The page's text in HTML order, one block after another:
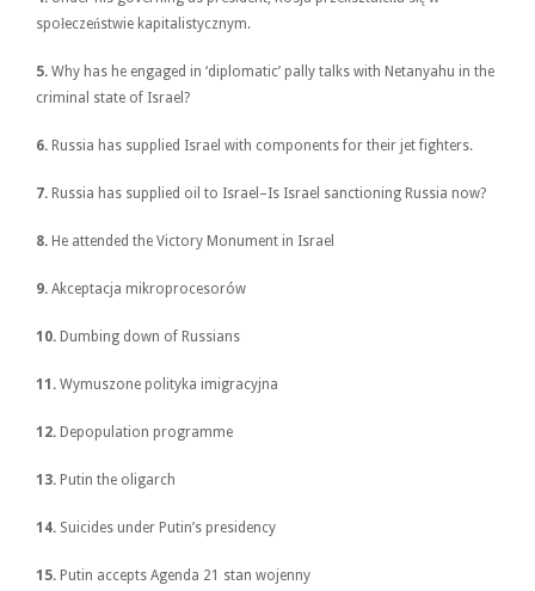
społeczeństwie kapitalistycznym.
5. Why has he engaged in ‘diplomatic’ pally talks with Netanyahu in the
criminal state of Israel?
6. Russia has supplied Israel with components for their jet fighters.
7. Russia has supplied oil to Israel–Is Israel sanctioning Russia now?
8. He attended the Victory Monument in Israel
9. Akceptacja mikroprocesorów
10. Dumbing down of Russians
11. Wymuszone polityka imigracyjna
12. Depopulation programme
13. Putin the oligarch
14. Suicides under Putin’s presidency
15. Putin accepts Agenda 21 stan wojenny